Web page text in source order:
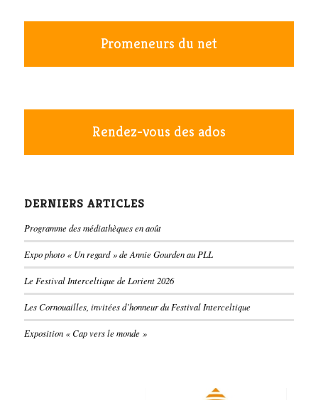
Promeneurs du net
Rendez-vous des ados
DERNIERS ARTICLES
Programme des médiathèques en août
Expo photo « Un regard » de Annie Gourden au PLL
Le Festival Interceltique de Lorient 2026
Les Cornouailles, invitées d’honneur du Festival Interceltique
Exposition « Cap vers le monde »